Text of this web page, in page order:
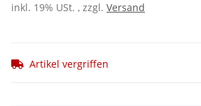
inkl. 19% USt. , zzgl. Versand
Artikel vergriffen